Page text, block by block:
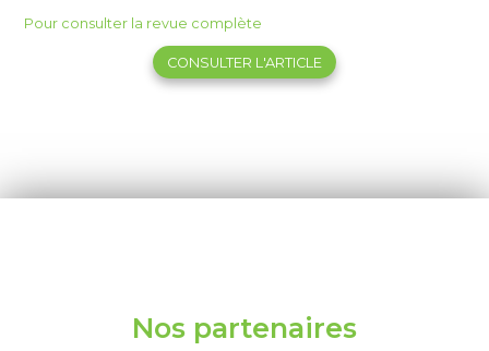
Pour consulter la revue complète
CONSULTER L'ARTICLE
Nos partenaires